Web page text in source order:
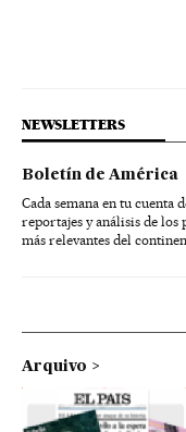
NEWSLETTERS
Boletín de América
Cada semana en tu cuenta
reportajes y análisis de los
más relevantes del
Arquivo